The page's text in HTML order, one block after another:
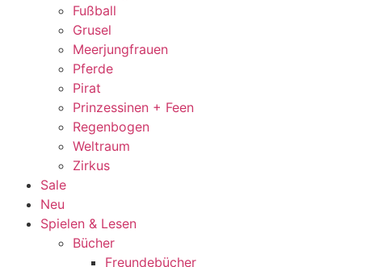
Fußball
Grusel
Meerjungfrauen
Pferde
Pirat
Prinzessinen + Feen
Regenbogen
Weltraum
Zirkus
Sale
Neu
Spielen & Lesen
Bücher
Freundebücher